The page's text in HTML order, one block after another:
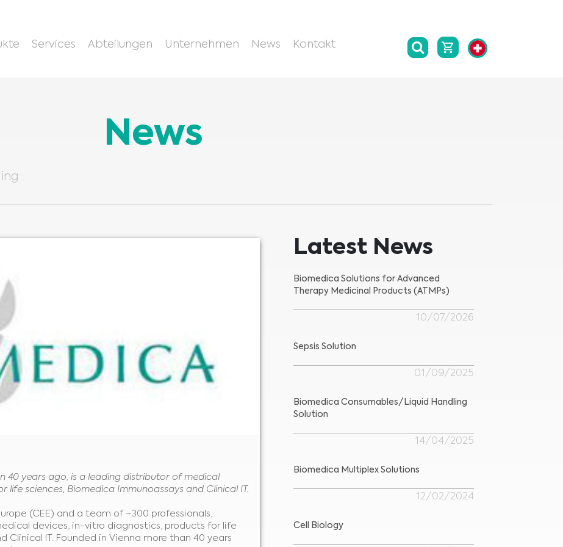
Services Abteilungen Unternehmen News Kontakt
News
40 years ago, is a leading distributor of medical
sciences, Biomedica Immunoassays and Clinical IT.
(CEE) and a team of ~300 professionals,
devices, in-vitro diagnostics, products for life
Clinical IT. Founded in Vienna more than 40 years
Latest News
Biomedica Solutions for Advanced
Therapy Medicinal Products (ATMPs)
10/07/2026
Sepsis Solution
01/09/2025
Biomedica Consumables/Liquid Handling
Solution
14/04/2025
Biomedica Multiplex Solutions
12/02/2024
Cell Biology